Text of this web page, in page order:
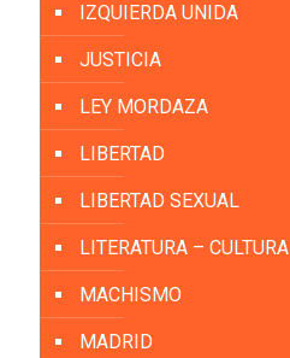
IZQUIERDA UNIDA
JUSTICIA
LEY MORDAZA
LIBERTAD
LIBERTAD SEXUAL
LITERATURA – CULTURA
MACHISMO
MADRID